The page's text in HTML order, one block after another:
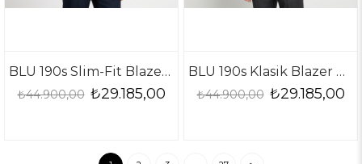
BLU 190s Slim-Fit Blazer Ceket
₺29.185,00
₺44.900,00
BLU 190s Klasik Blazer Ceket
₺29.185,00
₺44.900,00